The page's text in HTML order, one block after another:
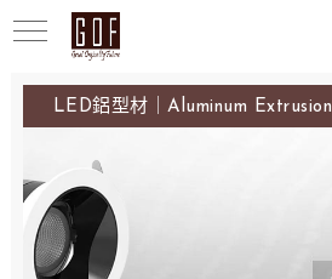
LED鋁型材｜Aluminum Extrusion